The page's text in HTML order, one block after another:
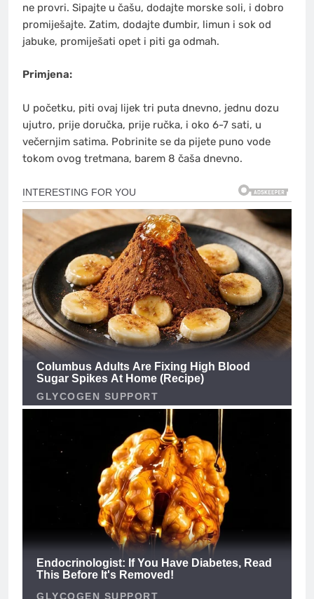
ne provri. Sipajte u čašu, dodajte morske soli, i dobro
promiješajte. Zatim, dodajte đumbir, limun i sok od
jabuke, promiješati opet i piti ga odmah.
Primjena:
U početku, piti ovaj lijek tri puta dnevno, jednu dozu
ujutro, prije doručka, prije ručka, i oko 6-7 sati, u
večernjim satima. Pobrinite se da pijete puno vode
tokom ovog tretmana, barem 8 čaša dnevno.